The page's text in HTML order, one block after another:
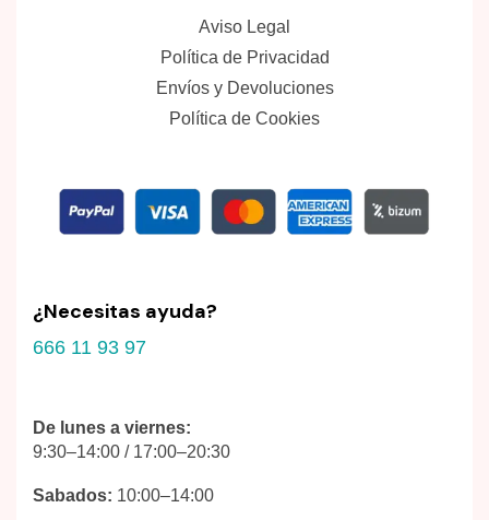
Aviso Legal
Política de Privacidad
Envíos y Devoluciones
Política de Cookies
¿Necesitas ayuda?
666 11 93 97
De lunes a viernes:
9:30–14:00 / 17:00–20:30
Sabados: 10:00–14:00